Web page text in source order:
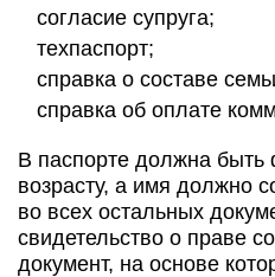
согласие супруга;
техпаспорт;
справка о составе
справка об оплате
В паспорте должна быть
возрасту, а имя должно
во всех остальных
свидетельство о праве
документ, на основе